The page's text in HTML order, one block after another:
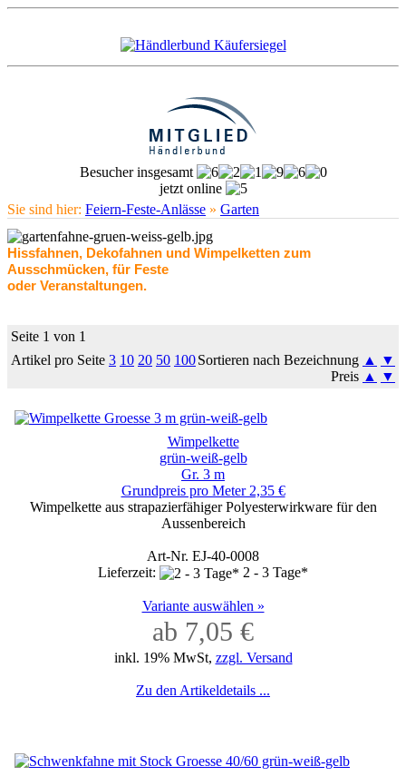
Besucher insgesamt
jetzt online
Sie sind hier: Feiern-Feste-Anlässe » Garten
Hissfahnen, Dekofahnen und Wimpelketten zum
Ausschmücken, für Feste
oder Veranstaltungen.
Seite 1 von 1
Artikel pro Seite 3 10 20 50 100Sortieren nach Bezeichnung ▲
▼
Preis ▲ ▼
Wimpelkette
grün-weiß-gelb
Gr. 3 m
Grundpreis pro Meter 2,35 €
Wimpelkette aus strapazierfähiger Polyesterwirkware für den
Aussenbereich
Art-Nr. EJ-40-0008
Lieferzeit:
2 - 3 Tage*
Variante auswählen »
ab 7,05 €
inkl. 19% MwSt, zzgl. Versand
Zu den Artikeldetails ...